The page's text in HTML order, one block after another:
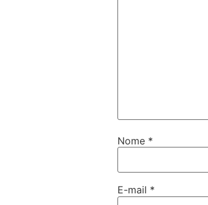
Nome *
E-mail *